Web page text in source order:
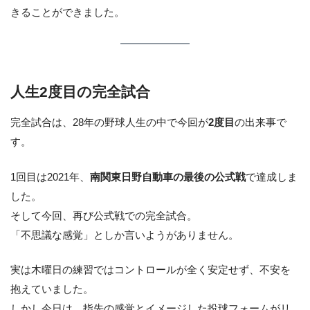
きることができました。
人生2度目の完全試合
完全試合は、28年の野球人生の中で今回が2度目 の出来事で
す。
1回目は2021年、 南関東日野自動車の最後の公式戦で達成しま
した。
そして今回、再び公式戦での完全試合。
「不思議な感覚」としか言いようがありません。
実は木曜日の練習ではコントロールが全く安定せず、不安を
抱えていました。